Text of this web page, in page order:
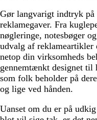
Gør langvarigt indtryk på
reklamegaver. Fra
nøgleringe, notesbøger
udvalg af reklameartikler
netop din virksomheds
gennemtænkt designet til
som folk beholder på
og lige ved hånden.
Uanset om du er på